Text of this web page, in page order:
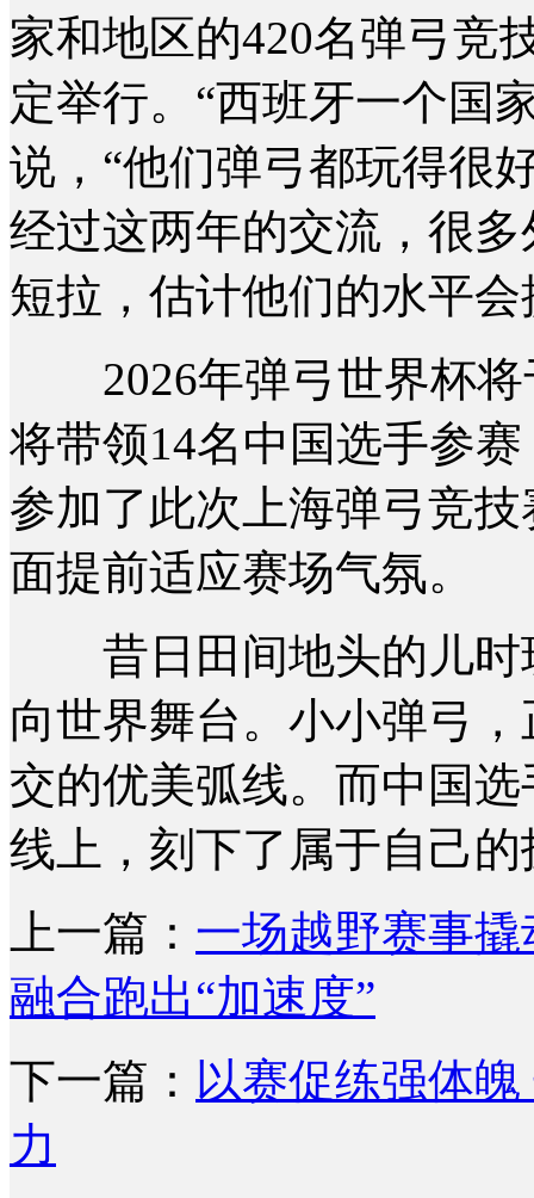
家和地区的420名弹弓竞
定举行。“西班牙一个国
说，“他们弹弓都玩得很
经过这两年的交流，很
短拉，估计他们的水平会
2026年弹弓世界杯将
将带领14名中国选手参
参加了此次上海弹弓竞
面提前适应赛场气氛。
昔日田间地头的儿时
向世界舞台。小小弹弓
交的优美弧线。而中国
线上，刻下了属于自己
上一篇： 一场越野赛事
融合跑出“加速度”
下一篇： 以赛促练强体
力